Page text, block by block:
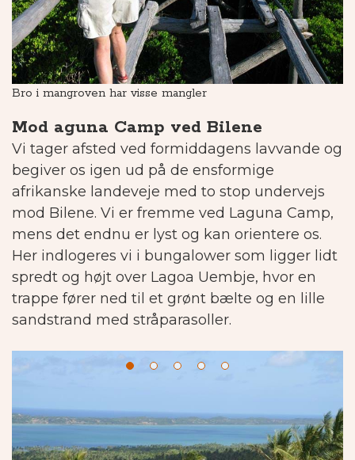
Bro i mangroven har visse mangler
Mod aguna Camp ved Bilene
Vi tager afsted ved formiddagens lavvande og
begiver os igen ud på de ensformige
afrikanske landeveje med to stop undervejs
mod Bilene. Vi er fremme ved Laguna Camp,
mens det endnu er lyst og kan orientere os.
Her indlogeres vi i bungalower som ligger lidt
spredt og højt over Lagoa Uembje, hvor en
trappe fører ned til et grønt bælte og en lille
sandstrand med stråparasoller.